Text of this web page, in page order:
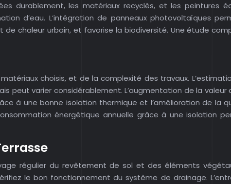
durablement, les matériaux recyclés, et les peintures
d’eau. L’intégration de panneaux photovoltaïques
de chaleur urbain, et favorise la biodiversité. Une étude
choisis, et de la complexité des travaux.
peut varier considérablement. L’augmentation de la
à une bonne isolation thermique et l’amélioration de la
énergétique annuelle grâce à une isolation
régulier du revêtement de sol et des éléments
le bon fonctionnement du système de drainage.